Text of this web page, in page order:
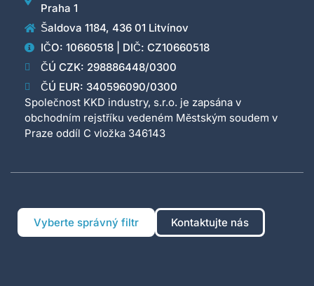
Praha 1
Šaldova 1184, 436 01 Litvínov
IČO: 10660518 | DIČ: CZ10660518
ČÚ CZK: 298886448/0300
ČÚ EUR: 340596090/0300
Společnost KKD industry, s.r.o. je zapsána v
obchodním rejstříku vedeném Městským soudem v
Praze oddíl C vložka 346143
Vyberte správný filtr Kontaktujte nás